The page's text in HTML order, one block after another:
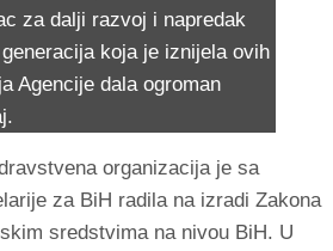
za dalji razvoj i napredak
koja je iznijela ovih
Agencije dala ogroman
organizacija je sa
za BiH radila na izradi Zakona
sredstvima na nivou BiH. U